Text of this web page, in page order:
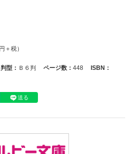
円＋税）
判型： Ｂ６判 ページ数： 448
ISBN：
送る